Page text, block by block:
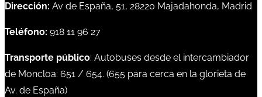
Dirección: Av de España, 51, 28220 Majadahonda, Madrid
Teléfono: 918 11 96 27
Transporte público: Autobuses desde el intercambiador
de Moncloa: 651 / 654. (655 para cerca en la glorieta de
Av. de España)